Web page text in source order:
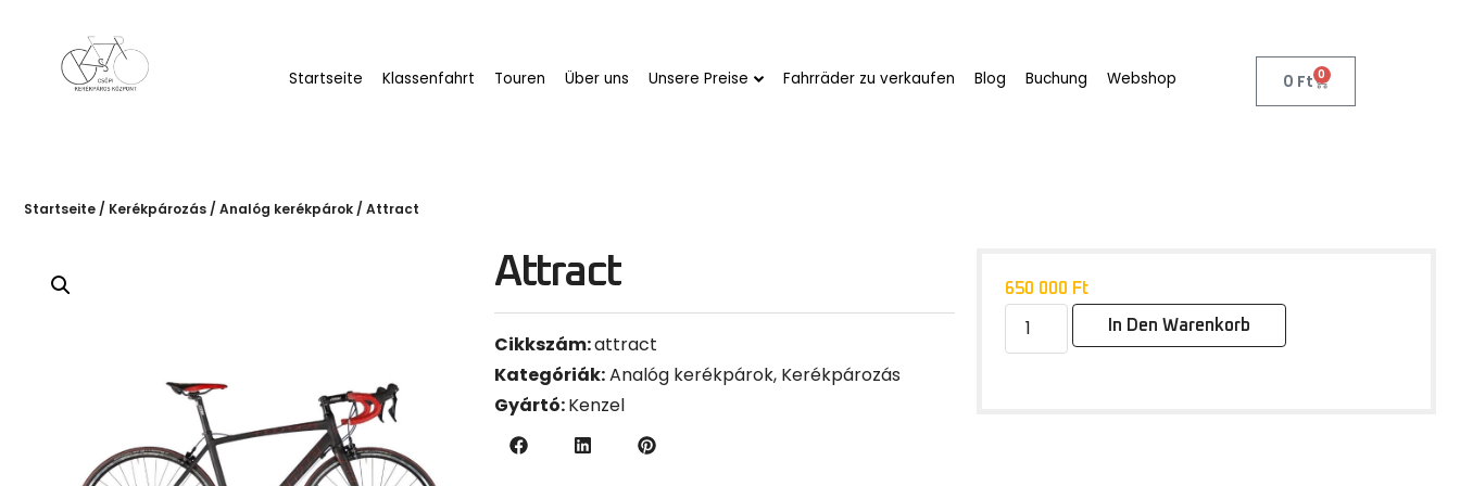
Startseite Klassenfahrt Touren Über uns Unsere Preise Fahrräder zu verkaufen Blog Buchung Webshop 0 Ft 0
Startseite / Kerékpározás / Analóg kerékpárok / Attract
Attract
Cikkszám:attract
Kategóriák:Analóg kerékpárok, Kerékpározás
Gyártó:Kenzel
650 000 Ft
In Den Warenkorb